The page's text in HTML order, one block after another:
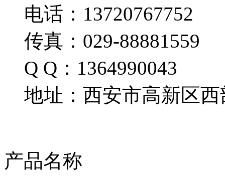
电话：13720767752
传真：029-88881559
Q Q：1364990043
地址：西安市高新区西
产品名称